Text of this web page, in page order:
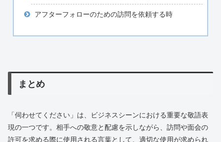
アフターフォローのための訪問を依頼する時
まとめ
「伺わせてください」は、ビジネスシーンにおける重要な敬語表
現の一つです。相手への敬意と配慮を示しながら、訪問や面会の
許可を求める際に使用される言葉として、適切な使用が求められ